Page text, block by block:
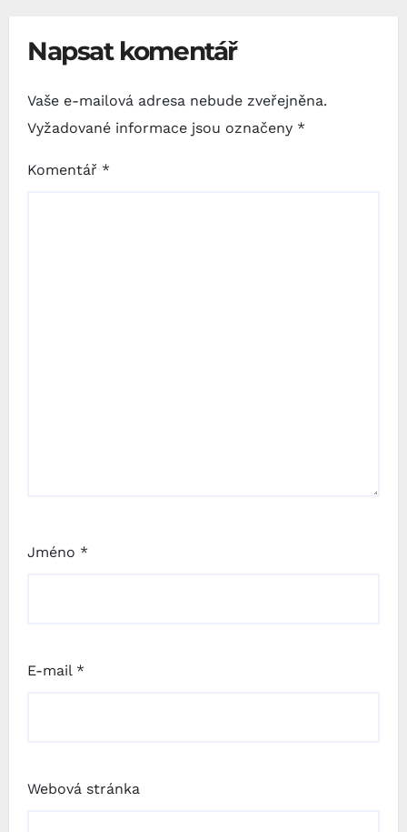
Napsat komentář
Vaše e-mailová adresa nebude zveřejněna.
Vyžadované informace jsou označeny *
Komentář *
Jméno *
E-mail *
Webová stránka